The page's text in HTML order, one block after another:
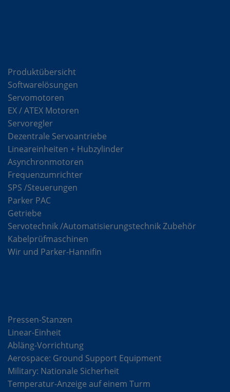
Produktübersicht
Softwarelösungen
Servomotoren
EX / ATEX Motoren
Servoregler
Dezentrale Servoantriebe
Lineareinheiten + Hubzylinder
Asynchronmotoren
Frequenzumrichter
SPS /Steuerungen
Parker PAC
Getriebe
Servotechnik /Automatisierungstechnik Zubehör
Kabelprüfmaschinen
Wir und Parker-Hannifin
Pressen-Stanzen
Linear-Einheit
Abläng-Vorrichtung
Aerospace: Ground Support Equipment
Military: Nationale Sicherheit
Temperatur-Anzeige auf einem Turm